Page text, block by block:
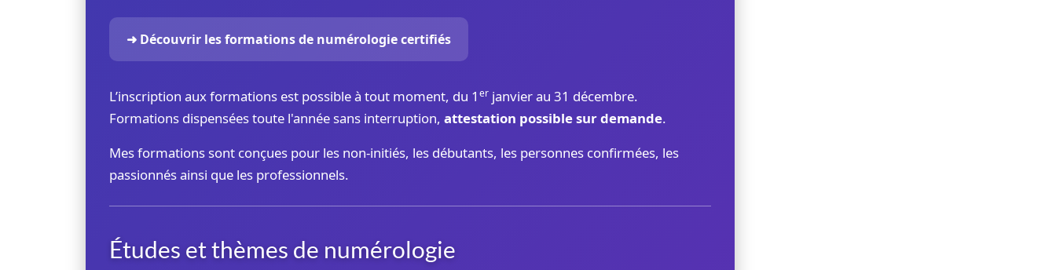
➜ Découvrir les formations de numérologie certifiés
L’inscription aux formations est possible à tout moment, du 1 er janvier au 31 décembre.
Formations dispensées toute l'année sans interruption, attestation possible sur demande.
Mes formations sont conçues pour les non-initiés, les débutants, les personnes confirmées, les
passionnés ainsi que les professionnels.
Études et thèmes de numérologie